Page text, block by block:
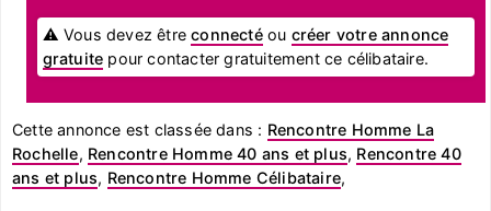
⚠ Vous devez êtreconnectéou créer votre annonce
gratuite pour contacter gratuitement ce célibataire.
Cette annonce est classée dans : Rencontre Homme La
Rochelle, Rencontre Homme 40 ans et plus, Rencontre 40
ans et plus, Rencontre Homme Célibataire,